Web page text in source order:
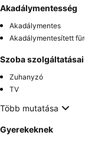
Akadálymentesség
Akadálymentes
Akadálymentesített
Szoba szolgáltatásai
Zuhanyzó
TV
Több mutatása
Gyerekeknek